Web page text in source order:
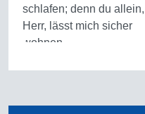
schlafen; denn du allein,
Herr, lässt mich sicher
wohnen